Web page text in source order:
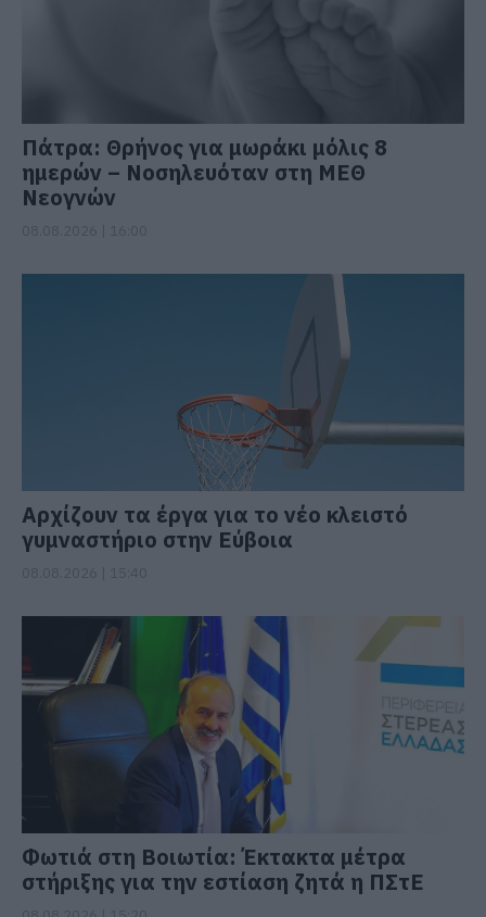
Πάτρα: Θρήνος για μωράκι μόλις 8
ημερών – Νοσηλευόταν στη ΜΕΘ
Νεογνών
Αρχίζουν τα έργα για το νέο κλειστό
γυμναστήριο στην Εύβοια
Φωτιά στη Βοιωτία: Έκτακτα μέτρα
στήριξης για την εστίαση ζητά η ΠΣτΕ